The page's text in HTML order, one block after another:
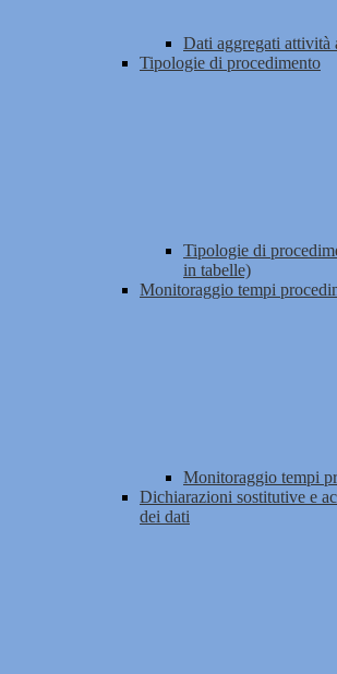
Dati aggregati attività
Tipologie di procedimento
Tipologie di
in tabelle)
Monitoraggio tempi
Monitoraggio tempi
Dichiarazioni sostitutive e
dei dati